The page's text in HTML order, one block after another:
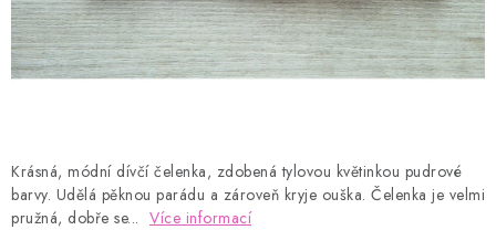
Kontakty Proč AMÁLKA?
Doprava a platba
Tabulka velikostí
Postup pro vrácení a výměnu
Velkoobchod
Obchodní podmínky
Krásná, módní dívčí čelenka, zdobená tylovou květinkou pudrové
barvy. Udělá pěknou parádu a zároveň kryje ouška. Čelenka je velmi
pružná, dobře se... Více informací